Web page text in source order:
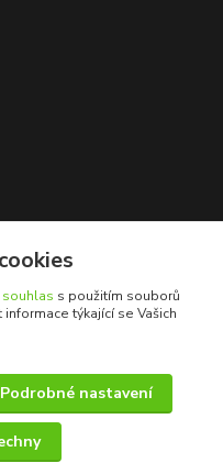
souhlas s použitím souborů
týkající se Vašich
Podrobné nastavení